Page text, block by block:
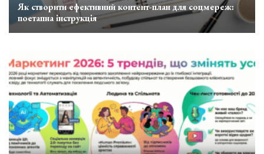
Як створити ефективний контент-план для соцмереж:
поетапна інструкція